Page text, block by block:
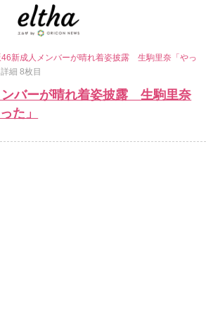
46新成人メンバーが晴れ着姿披露 生駒里奈「やっ
細 8枚目
ンバーが晴れ着姿披露 生駒里奈
た」